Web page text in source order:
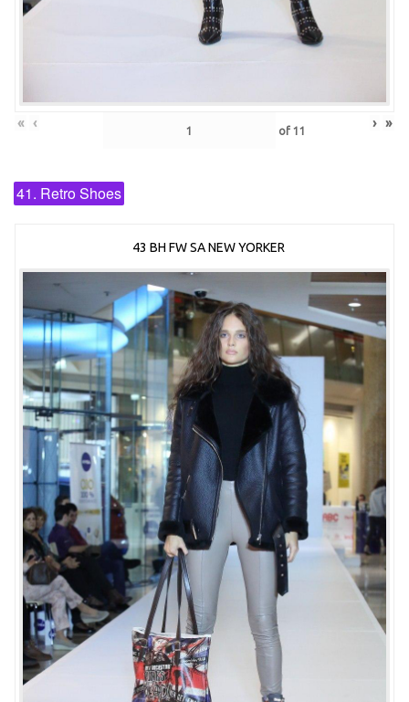
« ‹ of 11 › »
41. Retro Shoes
43 BH FW SA NEW YORKER